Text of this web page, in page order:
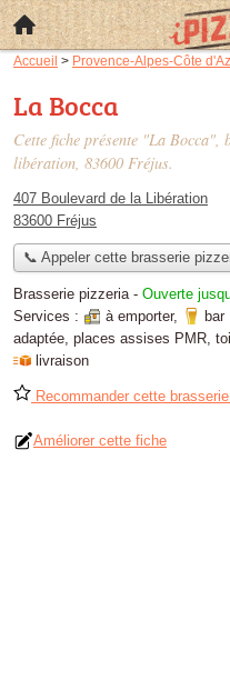
Accueil > Provence-Alpes-Côte
La Bocca
Cette fiche présente "La Bocca",
libération, 83600 Fréjus.
407 Boulevard de la Libération
83600 Fréjus
📞 Appeler cette brasserie
Brasserie pizzeria- Ouverte
Services :
à emporter, bar
adaptée, places assises PMR,
livraison
Recommander cette
Améliorer cette fiche